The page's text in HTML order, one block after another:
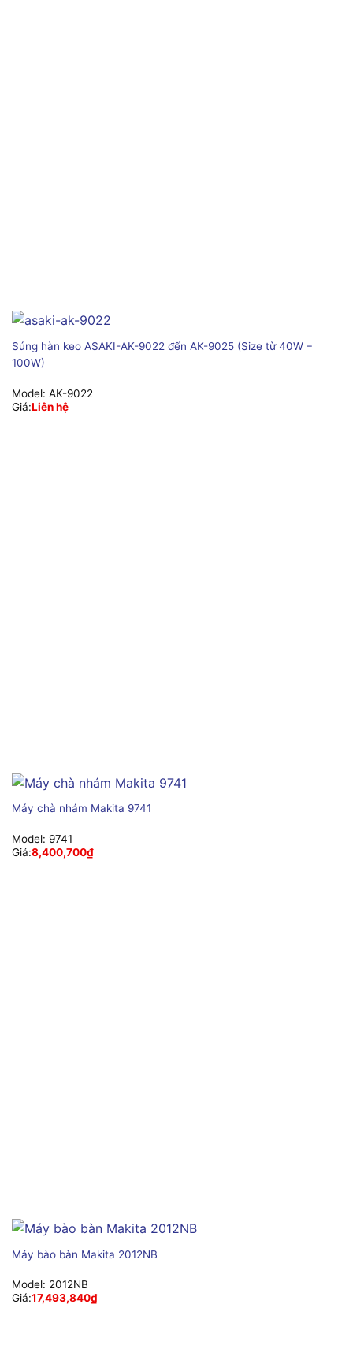
Súng hàn keo ASAKI-AK-9022 đến AK-9025 (Size từ 40W –
100W)
Model: AK-9022
Giá:Liên hệ
Máy chà nhám Makita 9741
Model: 9741
Giá:8,400,700₫
Máy bào bàn Makita 2012NB
Model: 2012NB
Giá:17,493,840₫